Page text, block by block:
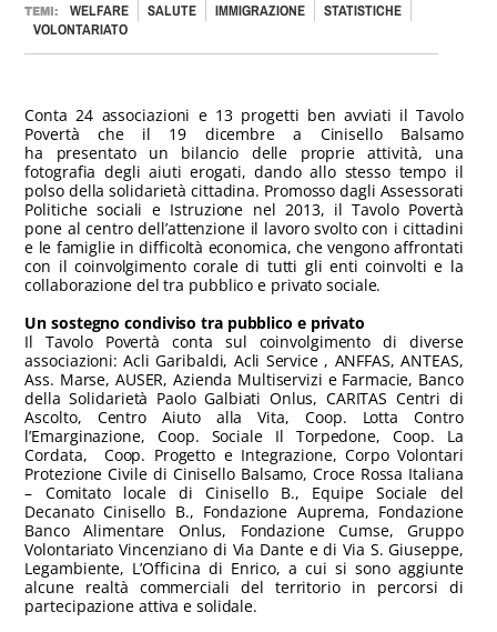
TEMI: WELFARE SALUTE IMMIGRAZIONE
STATISTICHE
VOLONTARIATO
Conta 24 associazioni e 13 progetti ben avviati il Tavolo
Povertà che il 19 dicembre a Cinisello Balsamo
ha presentato un bilancio delle proprie attività, una
fotografia degli aiuti erogati, dando allo stesso tempo il
polso della solidarietà cittadina. Promosso dagli Assessorati
Politiche sociali e Istruzione nel 2013, il Tavolo Povertà
pone al centro dell’attenzione il lavoro svolto con i cittadini
e le famiglie in difficoltà economica, che vengono affrontati
con il coinvolgimento corale di tutti gli enti coinvolti e la
collaborazione del tra pubblico e privato sociale.
Un sostegno condiviso tra pubblico e privato
Il Tavolo Povertà conta sul coinvolgimento di diverse
associazioni: Acli Garibaldi, Acli Service , ANFFAS, ANTEAS,
Ass. Marse, AUSER, Azienda Multiservizi e Farmacie, Banco
della Solidarietà Paolo Galbiati Onlus, CARITAS Centri di
Ascolto, Centro Aiuto alla Vita, Coop. Lotta Contro
l’Emarginazione, Coop. Sociale Il Torpedone, Coop. La
Cordata, Coop. Progetto e Integrazione, Corpo Volontari
Protezione Civile di Cinisello Balsamo, Croce Rossa Italiana
– Comitato locale di Cinisello B., Equipe Sociale del
Decanato Cinisello B., Fondazione Auprema, Fondazione
Banco Alimentare Onlus, Fondazione Cumse, Gruppo
Volontariato Vincenziano di Via Dante e di Via S. Giuseppe,
Legambiente, L’Officina di Enrico, a cui si sono aggiunte
alcune realtà commerciali del territorio in percorsi di
partecipazione attiva e solidale.